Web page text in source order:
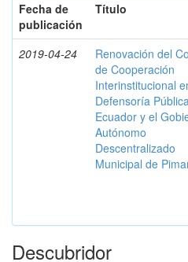
Fecha de
publicación
Título
2019-04-24
Renovación del
de Cooperación
Interinstitucional
Defensoría
Ecuador y el
Autónomo
Descentralizado
Municipal de
Descubridor